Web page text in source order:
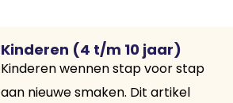
Kinderen (4 t/m 10 jaar)
Kinderen wennen stap voor stap
aan nieuwe smaken. Dit artikel